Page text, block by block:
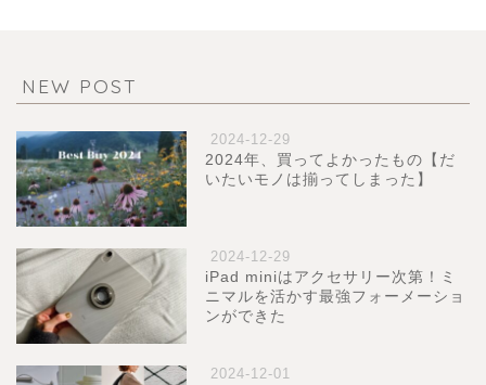
NEW POST
2024-12-29
2024年、買ってよかったもの【だ
いたいモノは揃ってしまった】
2024-12-29
iPad miniはアクセサリー次第！ミ
ニマルを活かす最強フォーメーショ
ンができた
2024-12-01